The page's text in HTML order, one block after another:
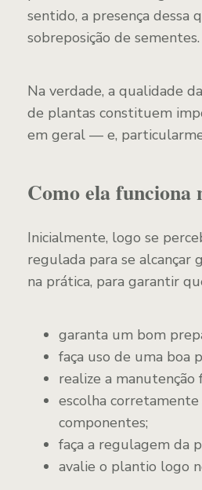
sentido, a presença dessa
sobreposição de sementes.
Na verdade, a qualidade
de plantas constituem
em geral — e,
Como ela funciona
Inicialmente, logo se
regulada para se alcançar
na prática, para garantir
garanta um bom
faça uso de uma boa
realize a
escolha corretamente
componentes;
faça a regulagem da
avalie o plantio logo